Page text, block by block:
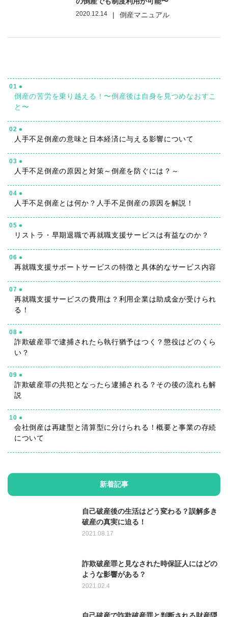
2020.12.14 | 倒産マニュアル
01
倒産の苦労を乗り越える！〜倒産後は自身を見つめなおすこ
と〜
02
人手不足倒産の意味と日本経済に与える影響について
03
人手不足倒産の原因と対策～倒産を防ぐには？～
04
人手不足倒産とは何か？人手不足倒産の原因を解説！
05
リストラ・早期退職で再就職支援サービスは有益なのか？
06
再就職支援サポートサービスの特徴と具体的なサービス内容
07
再就職支援サービスの費用は？利用企業は助成金が受けられ
る！
08
詐欺破産罪で逮捕されたら執行猶予はつく？懲役はどのくら
い？
09
詐欺破産罪の共犯となったら逮捕される？その後の流れも解
説
10
会社倒産は再建型と清算型に分けられる！概要と事業の存続
について
新着記事
自己破産後の生活はどう変わる？誤解多き
破産の真実に迫る！
2021.08.17
詐欺破産罪と見なされた時保証人にはどの
ような影響がある？
2021.02.4